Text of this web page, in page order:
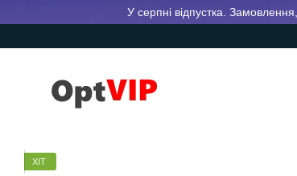
Перейти до основного контентуУ серпні відпустка.
ХІТ